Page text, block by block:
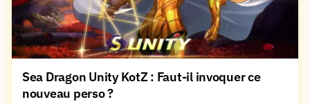
Sea Dragon Unity KotZ : Faut-il invoquer ce
nouveau perso ?